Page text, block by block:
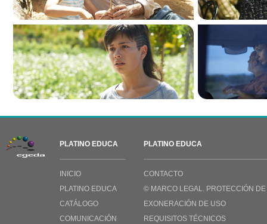
PLATINO EDUCA
INICIO
PLATINO EDUCA
CATÁLOGO
COMUNICACIÓN
PLATINO EDUCA
CONTACTO
© MARCO LEGAL. PROTECCIÓN DE
EXONERACIÓN DE USO
REQUISITOS TÉCNICOS